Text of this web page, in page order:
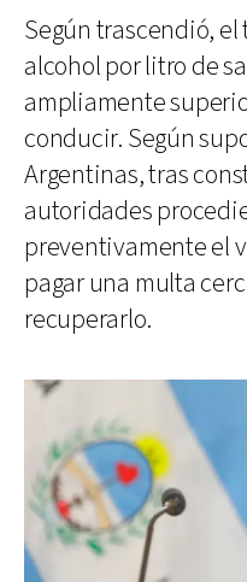
Según trascendió, el
alcohol por litro de
ampliamente
conducir. Según
Argentinas, tras
autoridades
preventivamente el
pagar una multa
recuperarlo.